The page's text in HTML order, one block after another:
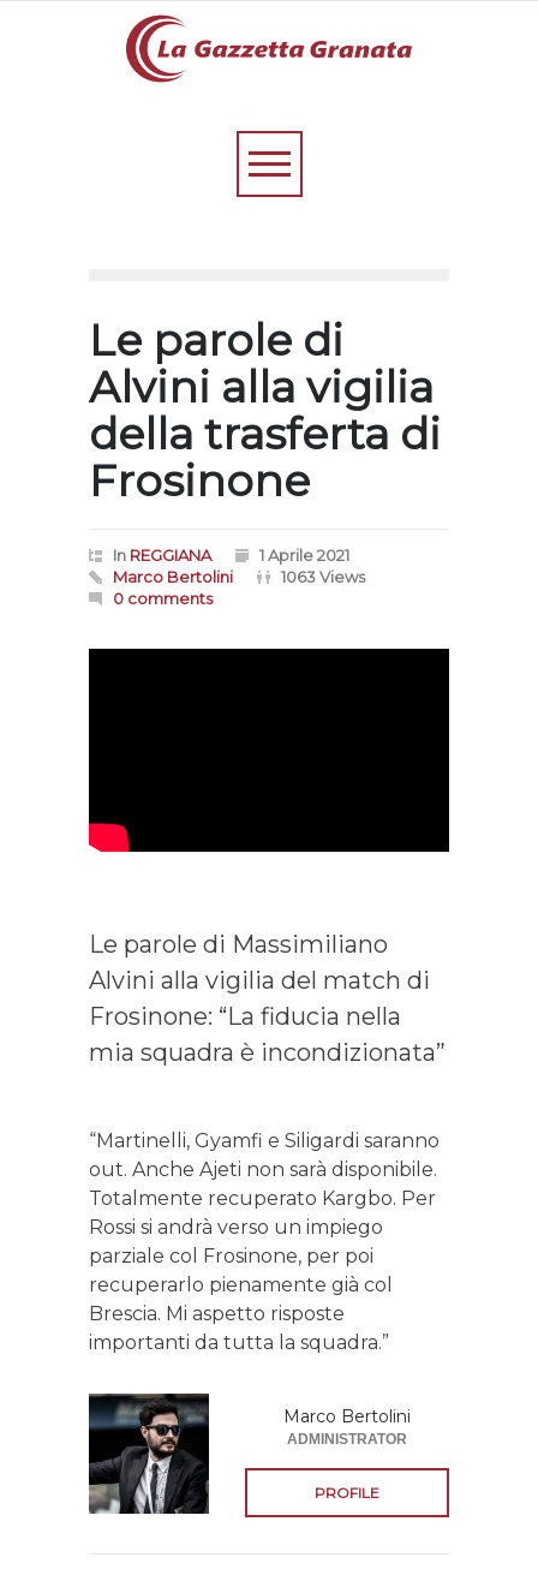
Le parole di
Alvini alla vigilia
della trasferta di
Frosinone
In REGGIANA
1 Aprile 2021
Marco Bertolini
1063 Views
0 comments
Le parole di Massimiliano
Alvini alla vigilia del match di
Frosinone: “La fiducia nella
mia squadra è incondizionata”
“Martinelli, Gyamfi e Siligardi saranno
out. Anche Ajeti non sarà disponibile.
Totalmente recuperato Kargbo. Per
Rossi si andrà verso un impiego
parziale col Frosinone, per poi
recuperarlo pienamente già col
Brescia. Mi aspetto risposte
importanti da tutta la squadra.”
Marco Bertolini
ADMINISTRATOR
PROFILE